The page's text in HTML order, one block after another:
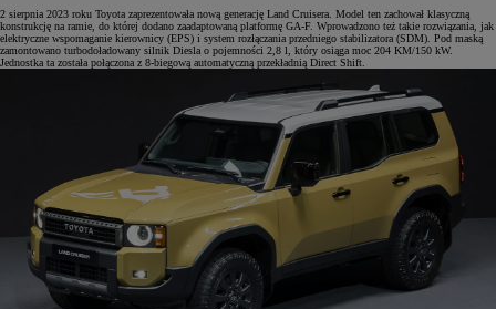
2 sierpnia 2023 roku Toyota zaprezentowała nową generację Land Cruisera. Model ten zachował klasyczną
konstrukcję na ramie, do której dodano zaadaptowaną platformę GA-F. Wprowadzono też takie rozwiązania, jak
elektryczne wspomaganie kierownicy (EPS) i system rozłączania przedniego stabilizatora (SDM). Pod maską
zamontowano turbodoładowany silnik Diesla o pojemności 2,8 l, który osiąga moc 204 KM/150 kW.
Jednostka ta została połączona z 8-biegową automatyczną przekładnią Direct Shift.